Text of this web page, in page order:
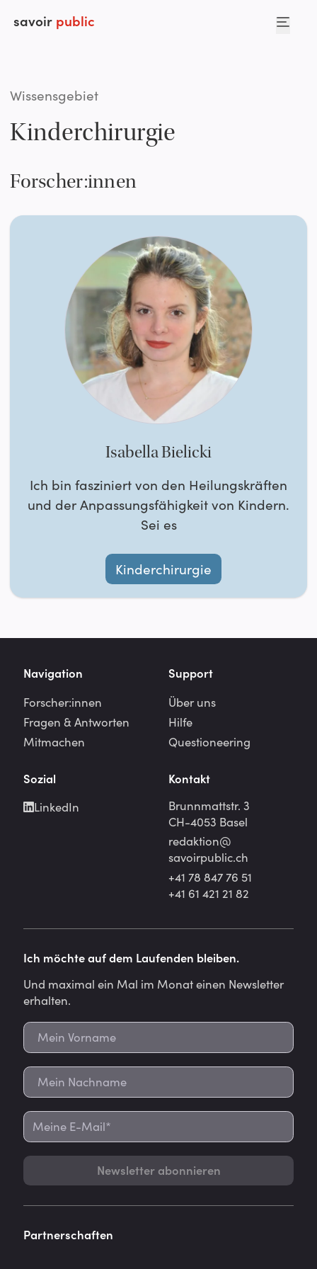
savoir public
Wissensgebiet
Kinderchirurgie
Forscher:innen
Isabella Bielicki
Ich bin fasziniert von den Heilungskräften
und der Anpassungsfähigkeit von Kindern.
Sei es
Kinderchirurgie
Navigation
Forscher:innen
Fragen & Antworten
Mitmachen
Support
Über uns
Hilfe
Questioneering
Sozial
LinkedIn
Kontakt
Brunnmattstr. 3
CH-4053 Basel
redaktion@
savoirpublic.ch
+41 78 847 76 51
+41 61 421 21 82
Ich möchte auf dem Laufenden bleiben.
Und maximal ein Mal im Monat einen Newsletter
erhalten.
Newsletter abonnieren
Partnerschaften